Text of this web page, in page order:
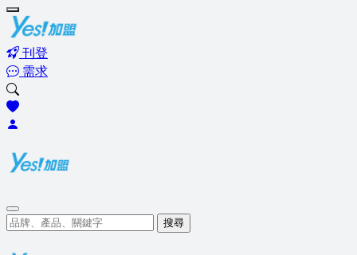
刊登
需求
搜尋